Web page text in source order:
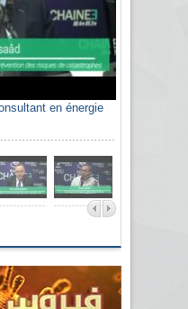
en énergie